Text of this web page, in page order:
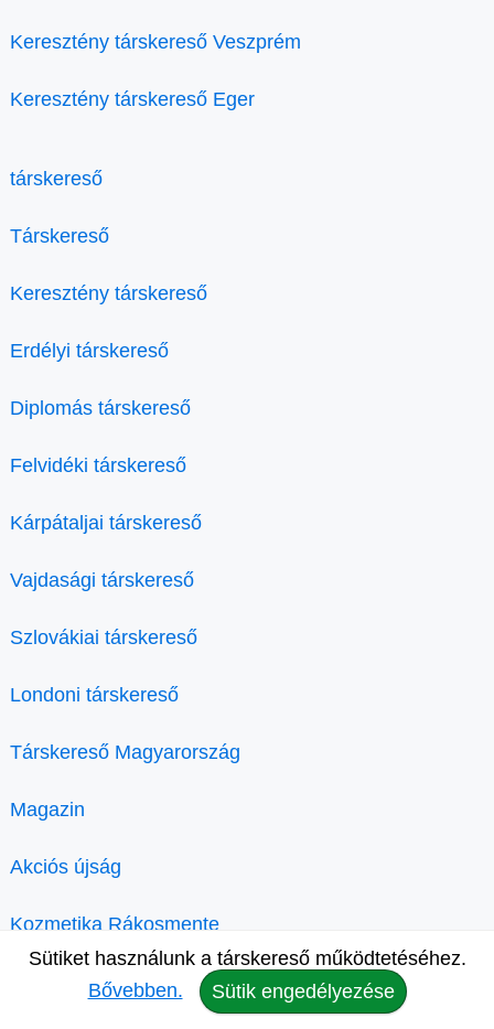
Keresztény társkereső Veszprém
Keresztény társkereső Eger
társkereső
Társkereső
Keresztény társkereső
Erdélyi társkereső
Diplomás társkereső
Felvidéki társkereső
Kárpátaljai társkereső
Vajdasági társkereső
Szlovákiai társkereső
Londoni társkereső
Társkereső Magyarország
Magazin
Akciós újság
Kozmetika Rákosmente
Sütiket használunk a társkereső működtetéséhez.
Bővebben.
Sütik engedélyezése